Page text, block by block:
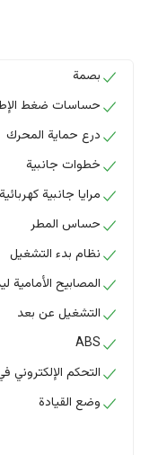
بصمة
حساسات ضغط
درع حماية المحرك
خطوات جانبية
مرايا جانبية كهربائية
حساس المطر
نظام بدء التشغيل
المصابيح الأمامية
التشغيل عن بعد
ABS
التحكم الإلكتروني
وضع القيادة